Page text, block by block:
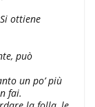
ottiene
può
un po’ più
fai.